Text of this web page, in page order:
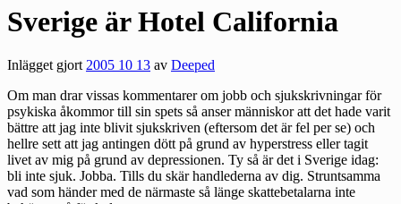
Sverige är Hotel California
Inlägget gjort2005 10 13 av Deeped
Om man drar vissas kommentarer om jobb och sjukskrivningar för
psykiska åkommor till sin spets så anser människor att det hade varit
bättre att jag inte blivit sjukskriven (eftersom det är fel per se) och
hellre sett att jag antingen dött på grund av hyperstress eller tagit
livet av mig på grund av depressionen. Ty så är det i Sverige idag:
bli inte sjuk. Jobba. Tills du skär handlederna av dig. Struntsamma
vad som händer med de närmaste så länge skattebetalarna inte